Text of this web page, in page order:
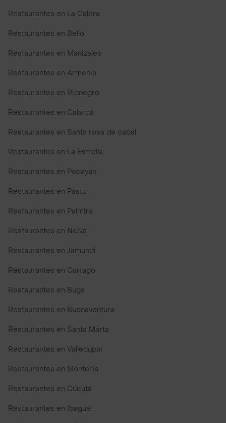
Restaurantes en La Calera
Restaurantes en Bello
Restaurantes en Manizales
Restaurantes en Armenia
Restaurantes en Rionegro
Restaurantes en Calarcá
Restaurantes en Santa rosa de cabal
Restaurantes en La Estrella
Restaurantes en Popayan
Restaurantes en Pasto
Restaurantes en Palmira
Restaurantes en Neiva
Restaurantes en Jamundi
Restaurantes en Cartago
Restaurantes en Buga
Restaurantes en Buenaventura
Restaurantes en Santa Marta
Restaurantes en Valledupar
Restaurantes en Monteria
Restaurantes en Cúcuta
Restaurantes en Ibagué